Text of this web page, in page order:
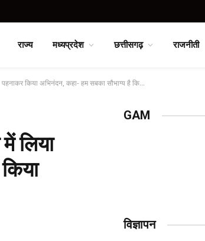
राज्य मध्यप्रदेश छत्तीसगढ़ राजनीती
पहनाकर किया अभिनंदन, कहा- हम सबका सौभाग्य है कि…
लिया
GAM
विज्ञापन